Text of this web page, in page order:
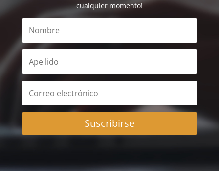
cualquier momento!
Suscribirse